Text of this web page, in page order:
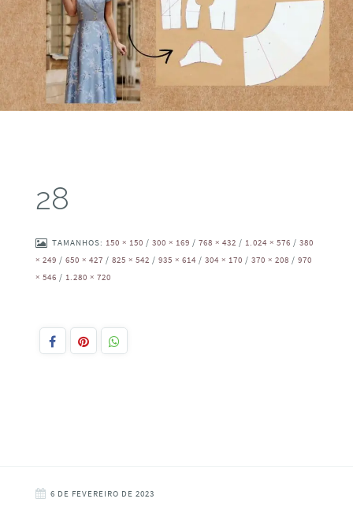
28
TAMANHOS: 150 × 150 / 300 × 169 / 768 × 432 / 1.024 × 576 / 380
× 249 / 650 × 427 / 825 × 542 / 935 × 614 / 304 × 170 / 370 × 208 / 970
× 546 / 1.280 × 720
6 DE FEVEREIRO DE 2023